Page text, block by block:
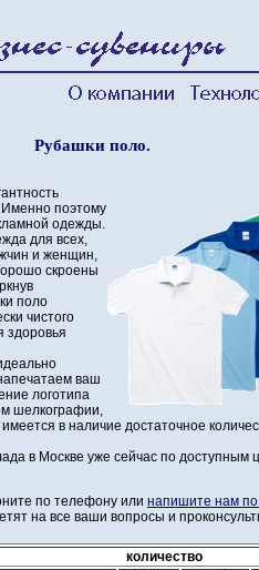
Рубашки поло.
Именно поэтому
одежды.
для всех,
и женщин,
скроены
поло
чистого
здоровья
ваш
логотипа
шелкографии,
в наличие достаточное
в Москве уже сейчас по доступным
по телефону или напишите нам по
на все ваши вопросы и
количество